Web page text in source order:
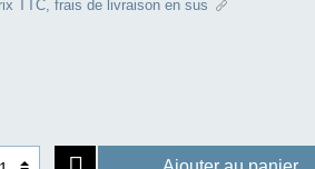
TTC, frais de livraison en sus